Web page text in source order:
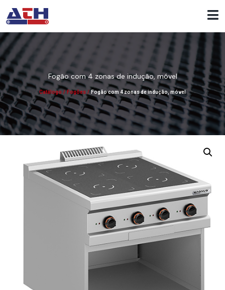
Fogão com 4 zonas de indução, móvel
Catálogo / Fogões / Fogão com 4 zonas de indução, móvel